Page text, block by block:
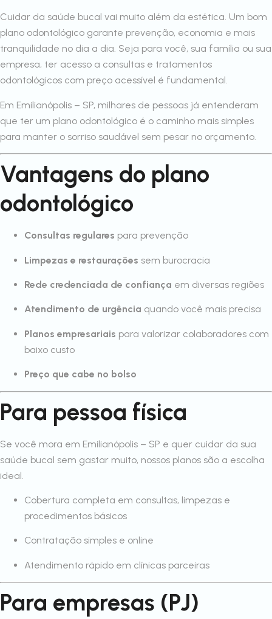
Cuidar da saúde bucal vai muito além da estética. Um bom
plano odontológico garante prevenção, economia e mais
tranquilidade no dia a dia. Seja para você, sua família ou sua
empresa, ter acesso a consultas e tratamentos
odontológicos com preço acessível é fundamental.
Em Emilianópolis – SP, milhares de pessoas já entenderam
que ter um plano odontológico é o caminho mais simples
para manter o sorriso saudável sem pesar no orçamento.
Vantagens do plano
odontológico
Consultas regulares para prevenção
Limpezas e restaurações sem burocracia
Rede credenciada de confiança em diversas regiões
Atendimento de urgência quando você mais precisa
Planos empresariais para valorizar colaboradores com
baixo custo
Preço que cabe no bolso
Para pessoa física
Se você mora em Emilianópolis – SP e quer cuidar da sua
saúde bucal sem gastar muito, nossos planos são a escolha
ideal.
Cobertura completa em consultas, limpezas e
procedimentos básicos
Contratação simples e online
Atendimento rápido em clínicas parceiras
Para empresas (PJ)